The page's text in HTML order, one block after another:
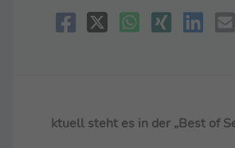
ktuell steht es in der „Best of